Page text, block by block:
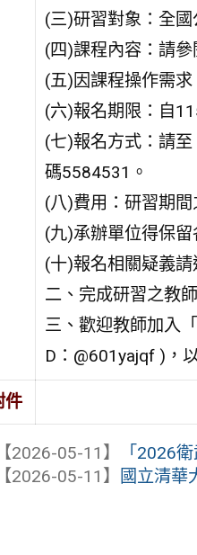
(三)研習對象：全
(四)課程內容：請
(五)因課程操作需
(六)報名期限：自
(七)報名方式：請
碼5584531。
(八)費用：研習期
(九)承辦單位得保
(十)報名相關疑義
二、完成研習之教
三、歡迎教師加入
D：@601yajqf )，
件
【2026-05-11】
「2026
【2026-05-11】
國立清華